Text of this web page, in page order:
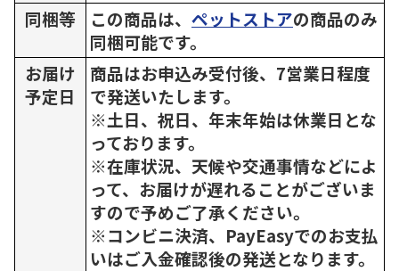
同梱等
この商品は、 ペットストアの商品のみ
同梱可能です。
お届け
予定日
商品はお申込み受付後、7営業日程度
で発送いたします。
※土日、祝日、年末年始は休業日とな
っております。
※在庫状況、天候や交通事情などによ
って、お届けが遅れることがございま
すので予めご了承ください。
※コンビニ決済、PayEasyでのお支払
いはご入金確認後の発送となります。